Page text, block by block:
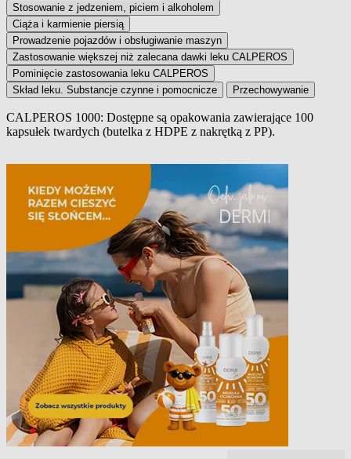
Stosowanie z jedzeniem, piciem i alkoholem
Ciąża i karmienie piersią
Prowadzenie pojazdów i obsługiwanie maszyn
Zastosowanie większej niż zalecana dawki leku CALPEROS
Pominięcie zastosowania leku CALPEROS
Skład leku. Substancje czynne i pomocnicze
Przechowywanie
Wielkość opakowania
CALPEROS 1000: Dostępne są opakowania zawierające 100
kapsułek twardych (butelka z HDPE z nakrętką z PP).